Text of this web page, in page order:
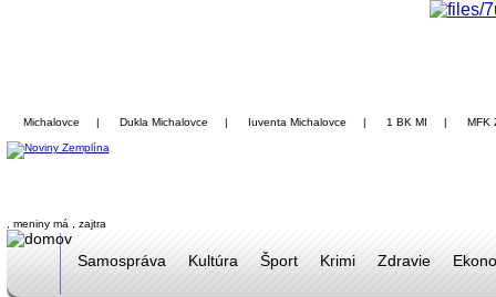
Michalovce | Dukla Michalovce | Iuventa Michalovce | 1 BK MI | MFK
, meniny má , zajtra
Samospráva Kultúra Šport Krimi Zdravie